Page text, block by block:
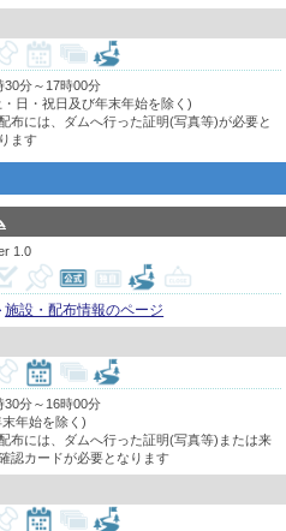
30分～17時00分
日・祝日及び年末年始を除く)
布には、ダムへ行った証明(写真等)が必要と
ます
1.0
施設・配布情報のページ
30分～16時00分
年始を除く)
布には、ダムへ行った証明(写真等)または来
認カードが必要となります